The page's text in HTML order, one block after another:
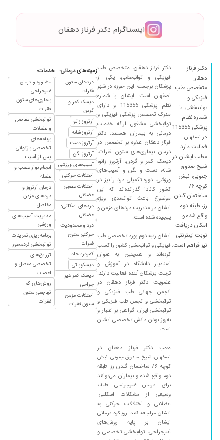
عالی و با تجربه ۱۳۹۹/۰۴/۲۹
دیسک کمر داشتم و با دارودرمانی خیلی بهتر شدم
مهربان و دقیق ۱۴۰۵/۰۴/۱۶
پوکی استخوان داشتم و بسیار از خانم دکتر راضیم
بسیار با اخلاق و باحوصله ۱۴۰۰/۰۶/۱۴
متخصص واقعی و بسیار توانمند در رشتهی خودش
خوشاخلاق و مشتری مدار
۱۴۰۱/۱۱/۲۶
عالی بودن ۱۴۰۰/۱۰/۲۱
مشکل کمر تشخیص و درمان عالی ۱۴۰۲/۰۸/۱۶
بسیار با شخصیت و صبور هستند و با دقت بررسی
میکنند
۱۴۰۵/۰۱/۲۴
پا درد. بهبودی حاصل شد
بسیارعالی در تشخیص و درمان ۱۴۰۴/۰۷/۲۸
درد کمر. ، گفتند ام ار ای بگیرم
یک جلسه تا حالا رفتم که خیلی راضی بودم و درمان ۱۴۰۰/۱۲/۰۳
دکتر بسیار خوب وباتجربه وخوش برخورد من راضی
هستم
۱۴۰۵/۰۴/۰۳
عدم رضایت ۱۴۰۵/۰۱/۲۵
دردکمر ۱۴۰۴/۰۵/۲۹
راهنمایی گرفتم برای ورزش
زانو درد شدید دکتر گفته بود باید عمل کنم ژل تزریق
کردم خوبم
خوب بودن
مشکل کمر
برخورد دکتر بسیار محترمانه و حرفه ای بود.
خانم دکتر مااااهند.بهترررینننن
بسیار دکتر خوب . مسیولیت پذیر و با حوصله ای
هستن بسیار از برخوردشون راضی بودم
اینستاگرام دکتر فرناز دهقان
دکتر فرناز
دهقان
متخصص طب
فیزیکی و
توانبخشی با
شماره نظام
پزشکی 115356
در اصفهان
فعالیت دارد.
مطب ایشان در
شیخ صدوق
جنوبی، نبش
کوچه ۱۶،
ساختمان گلدن
رز، طبقه دوم
واقع شده و
امکان دریافت
نوبت اینترنتی
نیز فراهم است.
دکتر فرناز دهقان، متخصص طب
فیزیکی و توانبخشی، یکی از
پزشکان برجسته این حوزه در شهر
اصفهان است. ایشان با شماره
نظام پزشکی 115356 و دارای
مدرک تخصص پزشکی فیزیکی و
توانبخشی مشغول ارائه خدمات
درمانی به بیماران هستند. دکتر
فرناز دهقان علاوه بر تخصص در
درمان بیماری‌های ستون فقرات،
دیسک کمر و گردن، آرتروز زانو،
شانه، دست و لگن و آسیب‌های
ورزشی، دوره تکمیلی درد را نیز در
کشور کانادا گذرانده‌اند که این
موضوع باعث توانمندی ویژه
ایشان در مدیریت دردهای مزمن و
پیچیده شده است.
ایشان رتبه دوم بورد تخصصی طب
فیزیکی و توانبخشی کشور را کسب
کرده‌اند و همچنین به عنوان
استادیار دانشگاه در آموزش و
تربیت پزشکان آینده فعالیت دارند.
عضویت دکتر فرناز دهقان در
انجمن جهانی طب فیزیکی و
توانبخشی و انجمن طب فیزیکی و
توانبخشی ایران، گواهی بر اعتبار و
به‌روز بودن دانش تخصصی ایشان
است.
مطب دکتر فرناز دهقان در
اصفهان، شیخ صدوق جنوبی، نبش
کوچه ۱۶، ساختمان گلدن رز، طبقه
دوم واقع شده و بیماران می‌توانند
برای درمان غیرجراحی طیف
وسیعی از مشکلات اسکلتی-
عضلانی و اختلالات حرکتی به
ایشان مراجعه کنند. رویکرد درمانی
ایشان بر پایه روش‌های
غیرجراحی، توانبخشی تخصصی و
زمینه‌های درمانی:
دردهای ستون
فقرات
دیسک کمر و
گردن
آرتروز زانو
آرتروز شانه
آرتروز دست
آرتروز لگن
آسیب‌های ورزشی
اختلالات حرکتی
اختلالات عصبی
عضلانی
دردهای اسکلتی-
عضلانی
درد و محدودیت
حرکتی ستون
فقرات
کمردرد حاد
دیسکوپاتی
دیسک کمر غیر
جراحی
اختلالات مزمن
ستون فقرات
خدمات:
مشاوره و درمان
غیرجراحی
بیماری‌های ستون
فقرات
توانبخشی مفاصل
و عضلات
برنامه‌های
تخصصی بازتوانی
پس از آسیب
انجام نوار عصب و
عضله
درمان آرتروز و
دردهای مزمن
مفاصل
مدیریت آسیب‌های
ورزشی
برنامه‌ریزی تمرینات
توانبخشی فردمحور
تزریق‌های
تخصصی مفصل و
اعصاب
روش‌های کم
تهاجمی ستون
فقرات